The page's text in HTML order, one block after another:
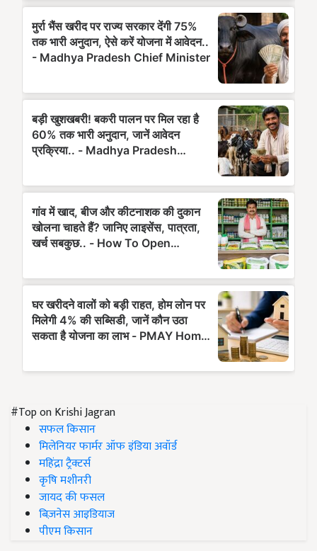
#Top on Krishi Jagran
सफल किसान
मिलेनियर फार्मर ऑफ इंडिया अवॉर्ड
महिंद्रा ट्रैक्टर्स
कृषि मशीनरी
जायद की फसल
बिज़नेस आइडियाज
पीएम किसान